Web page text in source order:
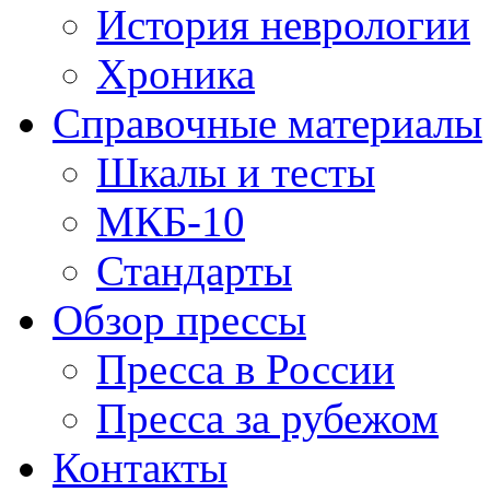
История неврологии
Хроника
Справочные материалы
Шкалы и тесты
МКБ-10
Стандарты
Обзор прессы
Пресса в России
Пресса за рубежом
Контакты